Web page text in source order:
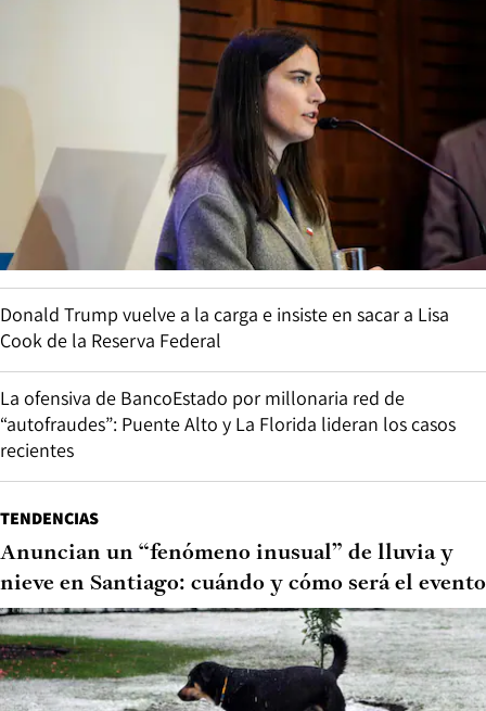
Donald Trump vuelve a la carga e insiste en sacar a Lisa
Cook de la Reserva Federal
La ofensiva de BancoEstado por millonaria red de
“autofraudes”: Puente Alto y La Florida lideran los casos
recientes
TENDENCIAS
Anuncian un “fenómeno inusual” de lluvia y
nieve en Santiago: cuándo y cómo será el evento